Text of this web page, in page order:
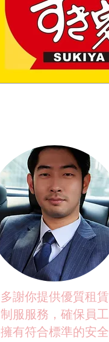
多謝你提供優質租賃
制服服務，確保員工
擁有符合標準的安全